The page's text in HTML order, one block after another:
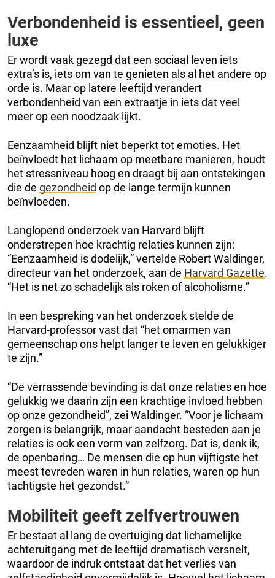
Verbondenheid is essentieel, geen
luxe
Er wordt vaak gezegd dat een sociaal leven iets
extra’s is, iets om van te genieten als al het andere op
orde is. Maar op latere leeftijd verandert
verbondenheid van een extraatje in iets dat veel
meer op een noodzaak lijkt.
Eenzaamheid blijft niet beperkt tot emoties. Het
beïnvloedt het lichaam op meetbare manieren, houdt
het stressniveau hoog en draagt bij aan ontstekingen
die de gezondheid op de lange termijn kunnen
beïnvloeden.
Langlopend onderzoek van Harvard blijft
onderstrepen hoe krachtig relaties kunnen zijn:
“Eenzaamheid is dodelijk,” vertelde Robert Waldinger,
directeur van het onderzoek, aan de Harvard Gazette.
“Het is net zo schadelijk als roken of alcoholisme.”
In een bespreking van het onderzoek stelde de
Harvard-professor vast dat “het omarmen van
gemeenschap ons helpt langer te leven en gelukkiger
te zijn.”
“De verrassende bevinding is dat onze relaties en hoe
gelukkig we daarin zijn een krachtige invloed hebben
op onze gezondheid”, zei Waldinger. “Voor je lichaam
zorgen is belangrijk, maar aandacht besteden aan je
relaties is ook een vorm van zelfzorg. Dat is, denk ik,
de openbaring… De mensen die op hun vijftigste het
meest tevreden waren in hun relaties, waren op hun
tachtigste het gezondst.”
Mobiliteit geeft zelfvertrouwen
Er bestaat al lang de overtuiging dat lichamelijke
achteruitgang met de leeftijd dramatisch versnelt,
waardoor de indruk ontstaat dat het verlies van